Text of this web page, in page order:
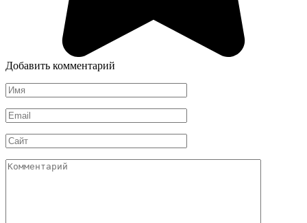
Добавить комментарий
Имя
*
Email
*
Сайт
Комментарий